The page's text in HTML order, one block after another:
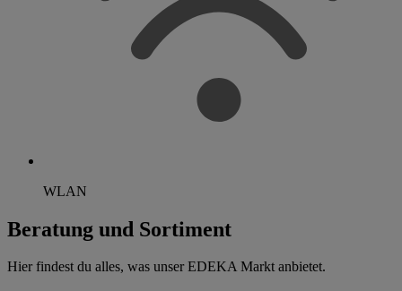
WLAN
Beratung und Sortiment
Hier findest du alles, was unser EDEKA Markt anbietet.